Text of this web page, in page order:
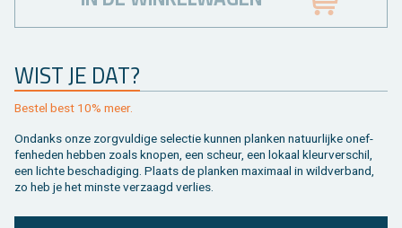
WIST JE DAT?
Be­stel best 10% meer.
On­danks onze zorg­vul­di­ge se­lec­tie kun­nen plan­ken na­tuur­lij­ke on­ef­
fen­he­den heb­ben zoals kno­pen, een scheur, een lo­kaal kleur­ver­schil,
een lich­te be­scha­di­ging. Plaats de plan­ken maxi­maal in wild­ver­band,
zo heb je het min­ste ver­zaagd ver­lies.